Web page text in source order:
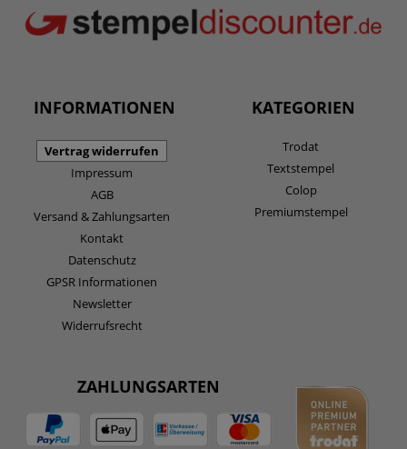
INFORMATIONEN
Vertrag widerrufen
Impressum
AGB
Versand & Zahlungsarten
Kontakt
Datenschutz
GPSR Informationen
Newsletter
Widerrufsrecht
KATEGORIEN
Trodat
Textstempel
Colop
Premiumstempel
ZAHLUNGSARTEN